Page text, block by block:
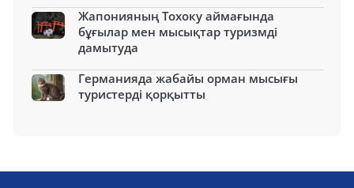
Жапонияның Тохоку аймағында
бұғылар мен мысықтар туризмді
дамытуда
Германияда жабайы орман мысығы
туристерді қорқытты